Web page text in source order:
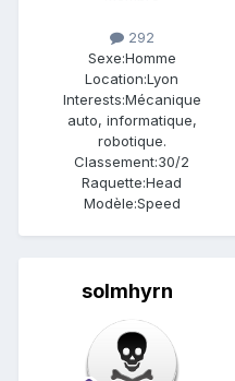
292
Sexe:Homme
Location:Lyon
Interests:Mécanique
auto, informatique,
robotique.
Classement:30/2
Raquette:Head
Modèle:Speed
solmhyrn